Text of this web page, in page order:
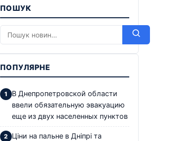
ПОШУК
ПОПУЛЯРНЕ
В Днепропетровской области
ввели обязательную эвакуацию
еще из двух населенных пунктов
Ціни на пальне в Дніпрі та